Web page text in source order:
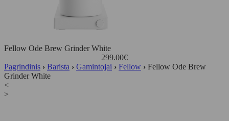
Fellow Ode Brew Grinder White
299.00€
Pagrindinis › Barista › Gamintojai › Fellow › Fellow Ode Brew
Grinder White
<
>